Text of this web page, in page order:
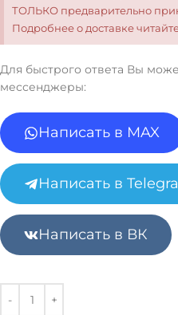
ТОЛЬКО предварительно
Подробнее о доставке
Для быстрого ответа Вы
мессенджеры:
Написать в MAX
Написать в
Написать в ВК